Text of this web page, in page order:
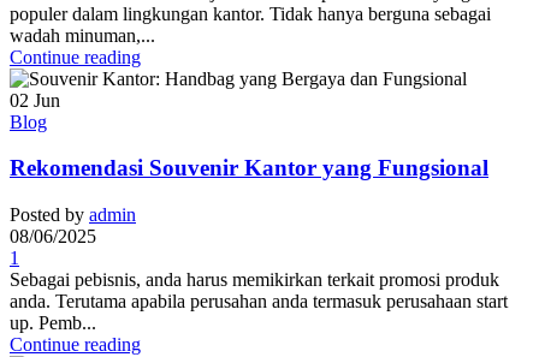
populer dalam lingkungan kantor. Tidak hanya berguna sebagai
wadah minuman,...
Continue reading
02 Jun
Blog
Rekomendasi Souvenir Kantor yang Fungsional
Posted by admin
08/06/2025
1
Sebagai pebisnis, anda harus memikirkan terkait promosi produk
anda. Terutama apabila perusahan anda termasuk perusahaan start
up. Pemb...
Continue reading